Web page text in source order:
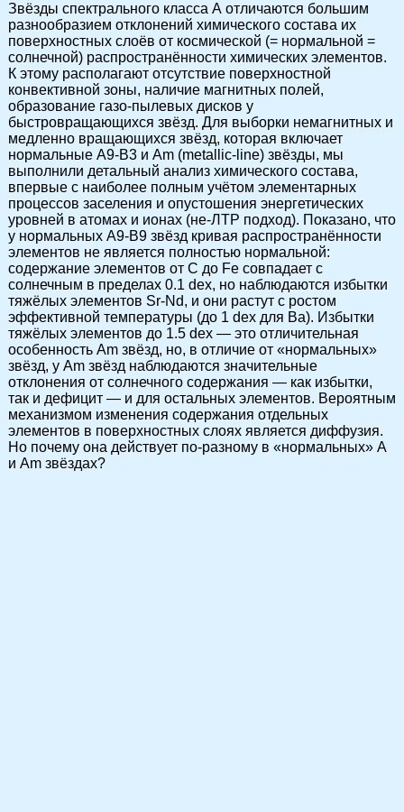
Звёзды спектрального класса А отличаются большим
разнообразием отклонений химического состава их
поверхностных слоёв от космической (= нормальной =
солнечной) распространённости химических элементов.
К этому располагают отсутствие поверхностной
конвективной зоны, наличие магнитных полей,
образование газо-пылевых дисков у
быстровращающихся звёзд. Для выборки немагнитных и
медленно вращающихся звёзд, которая включает
нормальные А9-В3 и Am (metallic-line) звёзды, мы
выполнили детальный анализ химического состава,
впервые с наиболее полным учётом элементарных
процессов заселения и опустошения энергетических
уровней в атомах и ионах (не-ЛТР подход). Показано, что
у нормальных А9-В9 звёзд кривая распространённости
элементов не является полностью нормальной:
содержание элементов от С до Fe совпадает с
солнечным в пределах 0.1 dex, но наблюдаются избытки
тяжёлых элементов Sr-Nd, и они растут с ростом
эффективной температуры (до 1 dex для Ва). Избытки
тяжёлых элементов до 1.5 dex — это отличительная
особенность Am звёзд, но, в отличие от «нормальных»
звёзд, у Am звёзд наблюдаются значительные
отклонения от солнечного содержания — как избытки,
так и дефицит — и для остальных элементов. Вероятным
механизмом изменения содержания отдельных
элементов в поверхностных слоях является диффузия.
Но почему она действует по-разному в «нормальных» А
и Am звёздах?